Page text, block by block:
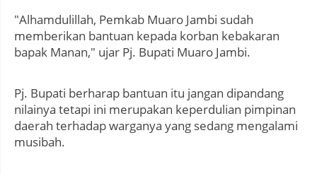
"Alhamdulillah, Pemkab Muaro Jambi sudah
memberikan bantuan kepada korban kebakaran
bapak Manan," ujar Pj. Bupati Muaro Jambi.
Pj. Bupati berharap bantuan itu jangan dipandang
nilainya tetapi ini merupakan keperdulian pimpinan
daerah terhadap warganya yang sedang mengalami
musibah.